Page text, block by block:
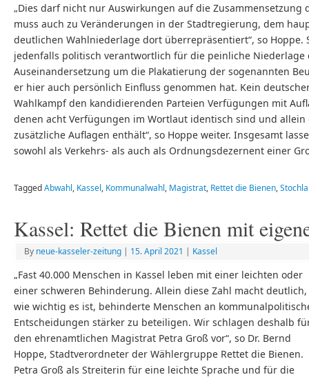
„Dies darf nicht nur Auswirkungen auf die
muss auch zu Veränderungen in der Stadtregierung, dem
deutlichen Wahlniederlage dort überrepräsentiert“, so
jedenfalls politisch verantwortlich für die peinliche
Auseinandersetzung um die Plakatierung der sogenannten
er hier auch persönlich Einfluss genommen hat. Kein
Wahlkampf den kandidierenden Parteien Verfügungen mit
denen acht Verfügungen im Wortlaut identisch sind und
zusätzliche Auflagen enthält“, so Hoppe weiter. Insgesamt
sowohl als Verkehrs- als auch als Ordnungsdezernent einer
TaggedAbwahl, Kassel, Kommunalwahl, Magistrat, Rettet die Bienen,Stochla
Kassel: Rettet die Bienen mit
By neue-kasseler-zeitung | 15. April 2021 | Kassel
„Fast 40.000 Menschen in Kassel leben mit einer leichten oder
einer schweren Behinderung. Allein diese Zahl macht deutlich,
wie wichtig es ist, behinderte Menschen an
Entscheidungen stärker zu beteiligen. Wir schlagen deshalb
den ehrenamtlichen Magistrat Petra Groß vor“, so Dr. Bernd
Hoppe, Stadtverordneter der Wählergruppe Rettet die Bienen.
Petra Groß als Streiterin für eine leichte Sprache und für die